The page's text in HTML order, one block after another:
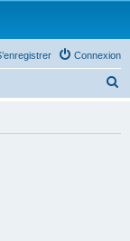
Connexion